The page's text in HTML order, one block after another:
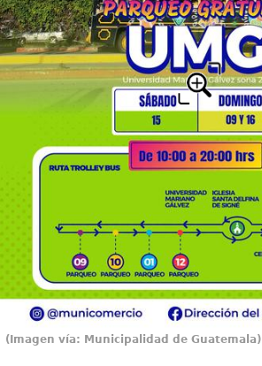
(Imagen vía: Municipalidad de Guatemala)